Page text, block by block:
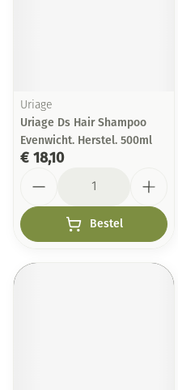
Uriage
Uriage Ds Hair Shampoo
Evenwicht. Herstel. 500ml
€ 18,10
Bestel